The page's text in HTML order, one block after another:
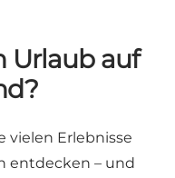
Urlaub auf
vielen Erlebnisse
entdecken – und